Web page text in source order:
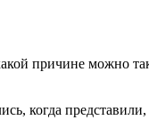
причине можно
когда